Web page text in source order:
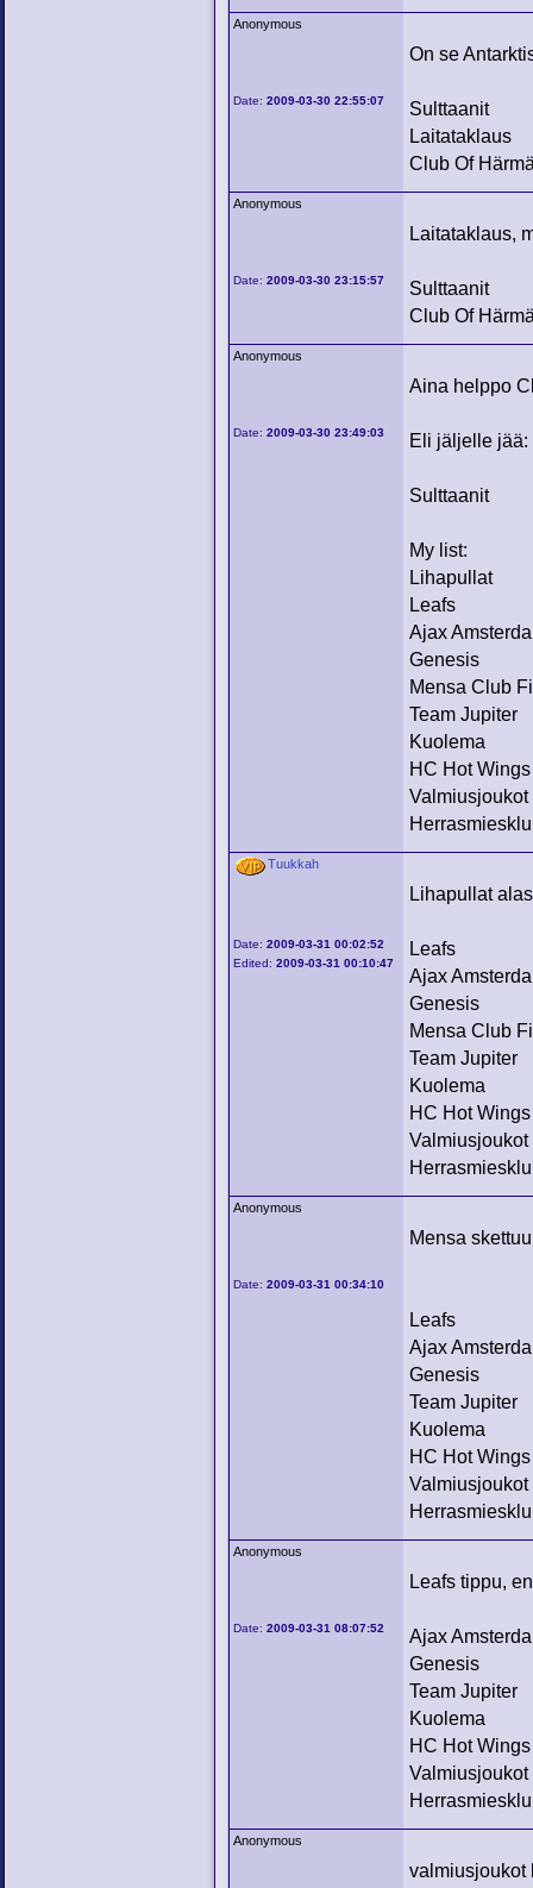
Anonymous
Date:2009-03-30 22:55:07
On se
Sulttaanit
Laitataklaus
Club Of
Anonymous
Date:2009-03-30 23:15:57
Laitataklaus,
Sulttaanit
Club Of
Anonymous
Date:2009-03-30 23:49:03
Aina helppo
Eli jäljelle jää:
Sulttaanit
My list:
Lihapullat
Leafs
Ajax
Genesis
Mensa Club
Team Jupiter
Kuolema
HC Hot Wings
Valmiusjoukot
Tuukkah
Date:2009-03-31 00:02:52
Edited:2009-03-31 00:10:47
Lihapullat
Leafs
Ajax
Genesis
Mensa Club
Team Jupiter
Kuolema
HC Hot Wings
Valmiusjoukot
Anonymous
Date:2009-03-31 00:34:10
Mensa
Leafs
Ajax
Genesis
Team Jupiter
Kuolema
HC Hot Wings
Valmiusjoukot
Anonymous
Date:2009-03-31 08:07:52
Leafs tippu,
Ajax
Genesis
Team Jupiter
Kuolema
HC Hot Wings
Valmiusjoukot
Anonymous
valmiusjoukot